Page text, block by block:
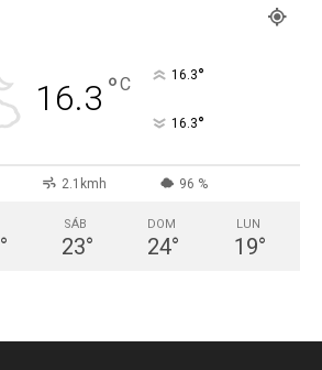
16.3 °C 16.3°
16.3°
2.1kmh 96 %
°
SÁB
23°
DOM
24°
LUN
19°